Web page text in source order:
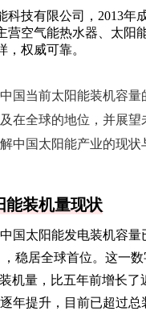
科技有限公司，2013年
营空气能热水器、太阳
，权威可靠。
国当前太阳能装机容量
在全球的地位，并展望
中国太阳能产业的现状
能装机量现状
国太阳能发电装机容量
稳居全球首位。这一
机量，比五年前增长了
年提升，目前已超过总